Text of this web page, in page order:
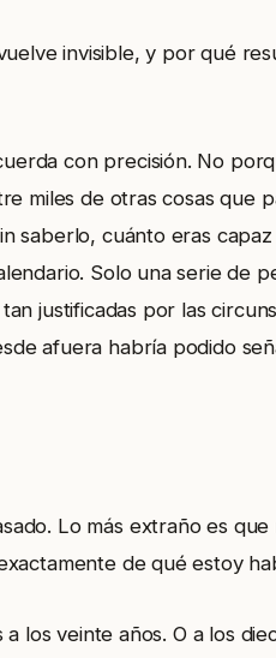
invisible, y por qué
con precisión. No
miles de otras cosas que
saberlo, cuánto eras
Solo una serie de
justificadas por las
afuera habría podido
Lo más extraño es que
de qué estoy
los veinte años. O a los